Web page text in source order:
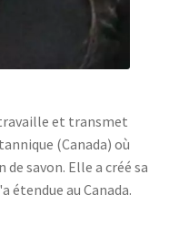
et transmet
(Canada) où
savon. Elle a créé sa
étendue au Canada.